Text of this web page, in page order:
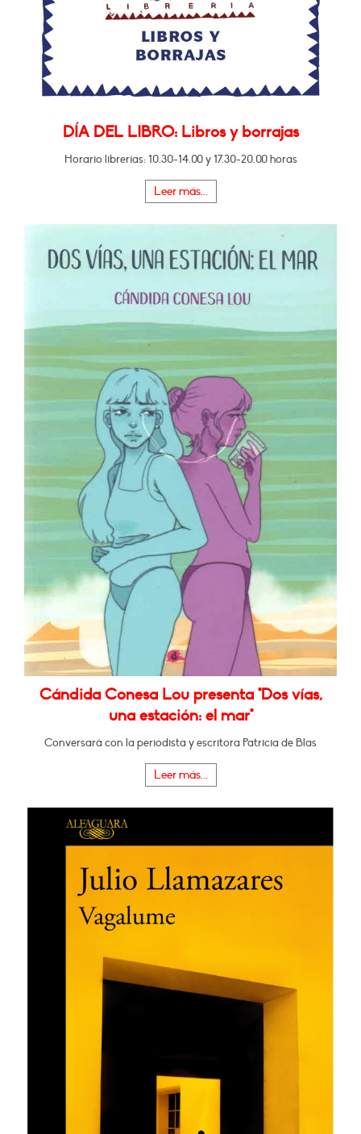
DÍA DEL LIBRO: Libros y borrajas
Horario librerías: 10.30-14.00 y 17.30-20.00 horas
Leer más...
Cándida Conesa Lou presenta "Dos vías,
una estación: el mar"
Conversará con la periodista y escritora Patricia de Blas
Leer más...